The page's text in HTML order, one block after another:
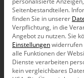
ETL
Ein-Tages-
Automatisierte
Sicherheit vor
Seitenbestandteilen.
finden Sie in unserer
Verpflichtung, in die
Angebot zu nutzen.Sie
Einstellungenwiderrufen
alle Funktionen der
Dienste verarbeiten
kein vergleichbares